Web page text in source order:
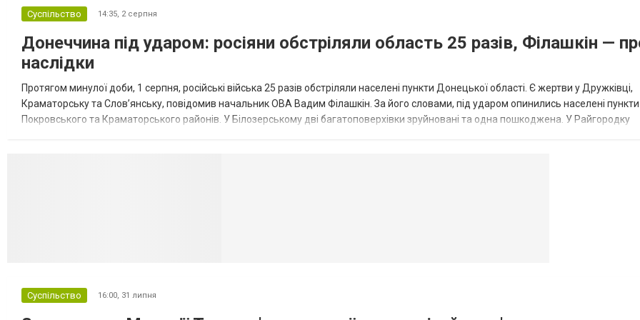
Суспільство 14:35, 2 серпня
Донеччина під ударом: росіяни обстріляли область 25 разів, Філашкін —
наслідки
Протягом минулої доби, 1 серпня, російські війська 25 разів обстріляли населені пункти Донецької області. Є жертви у Дружківці,
Краматорську та Слов’янську, повідомив начальник ОВА Вадим Філашкін. За його словами, під ударом опинились населені пункти
Покровського та Краматорського районів. У Білозерському дві багатоповерхівки зруйновані та одна пошкоджена. У Райгородку
Суспільство 16:00, 31 липня